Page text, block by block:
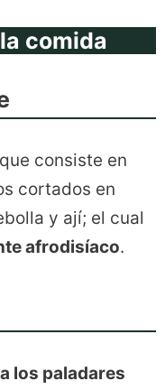
comida
consiste en
cortados en
y ají; el cual
afrodisíaco.
los paladares